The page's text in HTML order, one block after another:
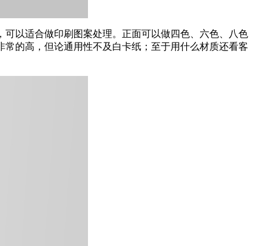
以适合做印刷图案处理。正面可以做四色、六色、八色
的高，但论通用性不及白卡纸；至于用什么材质还看客